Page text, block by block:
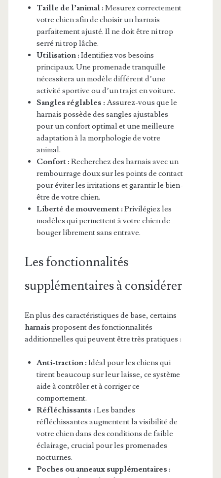
Taille de l’animal : Mesurez correctement
votre chien afin de choisir un harnais
parfaitement ajusté. Il ne doit être ni trop
serré ni trop lâche.
Utilisation : Identifiez vos besoins
principaux. Une promenade tranquille
nécessitera un modèle différent d’une
activité sportive ou d’un trajet en voiture.
Sangles réglables : Assurez-vous que le
harnais possède des sangles ajustables
pour un confort optimal et une meilleure
adaptation à la morphologie de votre
animal.
Confort : Recherchez des harnais avec un
rembourrage doux sur les points de contact
pour éviter les irritations et garantir le bien-
être de votre chien.
Liberté de mouvement : Privilégiez les
modèles qui permettent à votre chien de
bouger librement sans entrave.
Les fonctionnalités
supplémentaires à considérer
En plus des caractéristiques de base, certains
harnais proposent des fonctionnalités
additionnelles qui peuvent être très pratiques :
Anti-traction : Idéal pour les chiens qui
tirent beaucoup sur leur laisse, ce système
aide à contrôler et à corriger ce
comportement.
Réfléchissants : Les bandes
réfléchissantes augmentent la visibilité de
votre chien dans des conditions de faible
éclairage, crucial pour les promenades
nocturnes.
Poches ou anneaux supplémentaires :